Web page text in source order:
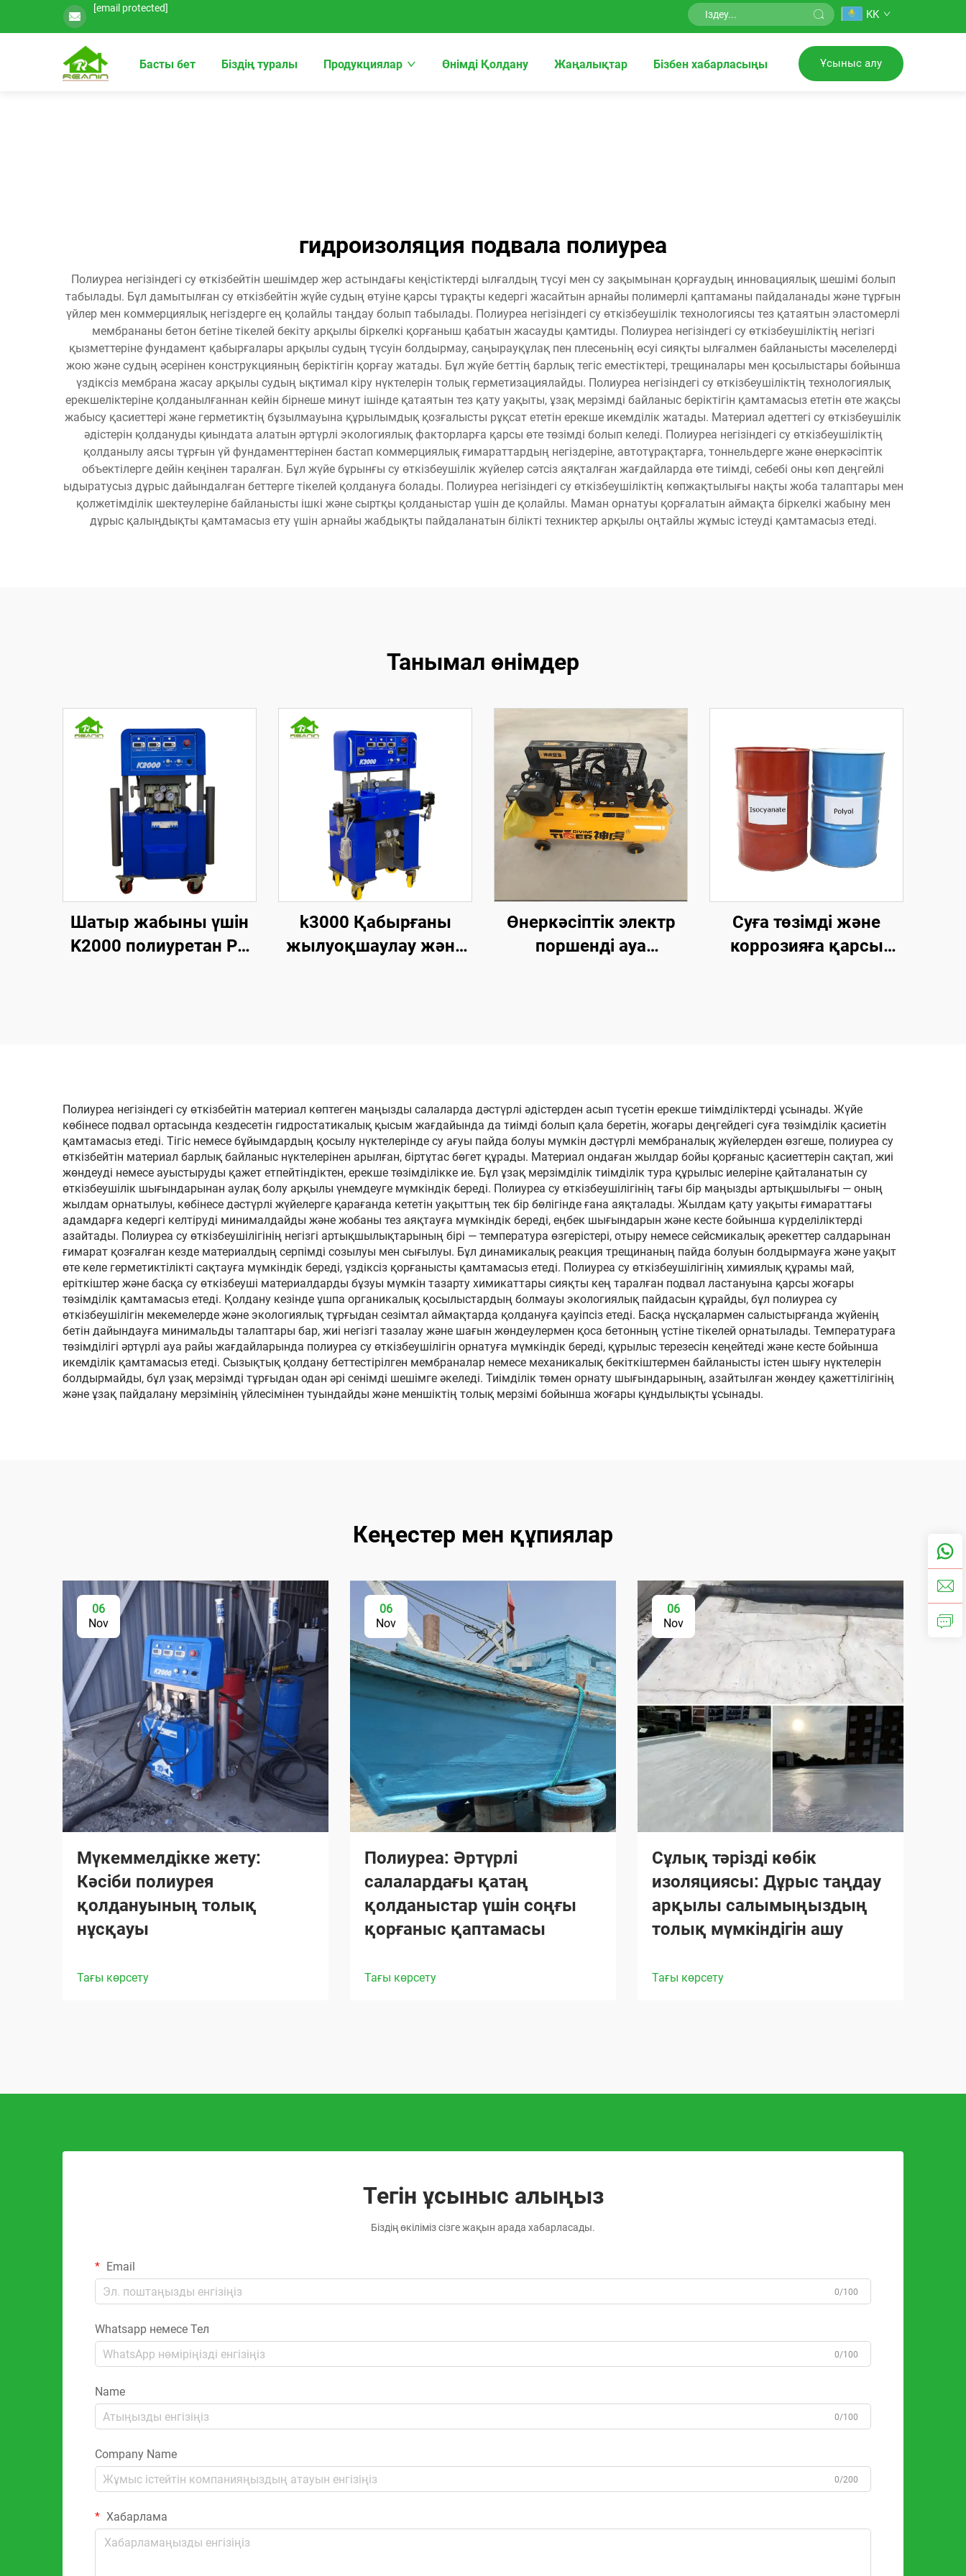
[email protected] KK
Басты бет Біздің туралы Продукциялар Өнімді Қолдану Жаңалықтар Бізбен хабарласыңы Ұсыныс алу
гидроизоляция подвала полиуреа
Полиуреа негізіндегі су өткізбейтін шешімдер жер астындағы кеңістіктерді ылғалдың түсуі мен су зақымынан қорғаудың инновациялық шешімі болып
табылады. Бұл дамытылған су өткізбейтін жүйе судың өтуіне қарсы тұрақты кедергі жасайтын арнайы полимерлі қаптаманы пайдаланады және тұрғын
үйлер мен коммерциялық негіздерге ең қолайлы таңдау болып табылады. Полиуреа негізіндегі су өткізбеушілік технологиясы тез қатаятын эластомерлі
мембрананы бетон бетіне тікелей бекіту арқылы біркелкі қорғаныш қабатын жасауды қамтиды. Полиуреа негізіндегі су өткізбеушіліктің негізгі
қызметтеріне фундамент қабырғалары арқылы судың түсуін болдырмау, саңырауқұлақ пен плесеньнің өсуі сияқты ылғалмен байланысты мәселелерді
жою және судың әсерінен конструкцияның беріктігін қорғау жатады. Бұл жүйе беттің барлық тегіс еместіктері, трещиналары мен қосылыстары бойынша
үздіксіз мембрана жасау арқылы судың ықтимал кіру нүктелерін толық герметизациялайды. Полиуреа негізіндегі су өткізбеушіліктің технологиялық
ерекшеліктеріне қолданылғаннан кейін бірнеше минут ішінде қатаятын тез қату уақыты, ұзақ мерзімді байланыс беріктігін қамтамасыз ететін өте жақсы
жабысу қасиеттері және герметиктің бұзылмауына құрылымдық қозғалысты рұқсат ететін ерекше икемділік жатады. Материал әдеттегі су өткізбеушілік
әдістерін қолдануды қиындата алатын әртүрлі экологиялық факторларға қарсы өте төзімді болып келеді. Полиуреа негізіндегі су өткізбеушіліктің
қолданылу аясы тұрғын үй фундаменттерінен бастап коммерциялық ғимараттардың негіздеріне, автотұрақтарға, тоннельдерге және өнеркәсіптік
объектілерге дейін кеңінен таралған. Бұл жүйе бұрынғы су өткізбеушілік жүйелер сәтсіз аяқталған жағдайларда өте тиімді, себебі оны көп деңгейлі
ыдыратусыз дұрыс дайындалған беттерге тікелей қолдануға болады. Полиуреа негізіндегі су өткізбеушіліктің көпжақтылығы нақты жоба талаптары мен
қолжетімділік шектеулеріне байланысты ішкі және сыртқы қолданыстар үшін де қолайлы. Маман орнатуы қорғалатын аймақта біркелкі жабыну мен
дұрыс қалыңдықты қамтамасыз ету үшін арнайы жабдықты пайдаланатын білікті техниктер арқылы оңтайлы жұмыс істеуді қамтамасыз етеді.
Танымал өнімдер
Шатыр жабыны үшін
K2000 полиуретан PU
k3000 Қабырғаны
жылуоқшаулау және
Өнеркәсіптік электр
поршенді ауа
Суға төзімді және
коррозияға қарсы
Полиуреа негізіндегі су өткізбейтін материал көптеген маңызды салаларда дәстүрлі әдістерден асып түсетін ерекше тиімділіктерді ұсынады. Жүйе
көбінесе подвал ортасында кездесетін гидростатикалық қысым жағдайында да тиімді болып қала беретін, жоғары деңгейдегі суға төзімділік қасиетін
қамтамасыз етеді. Тігіс немесе бұйымдардың қосылу нүктелерінде су ағуы пайда болуы мүмкін дәстүрлі мембраналық жүйелерден өзгеше, полиуреа су
өткізбейтін материал барлық байланыс нүктелерінен арылған, біртұтас бөгет құрады. Материал ондаған жылдар бойы қорғаныс қасиеттерін сақтап, жиі
жөндеуді немесе ауыстыруды қажет етпейтіндіктен, ерекше төзімділікке ие. Бұл ұзақ мерзімділік тиімділік тура құрылыс иелеріне қайталанатын су
өткізбеушілік шығындарынан аулақ болу арқылы үнемдеуге мүмкіндік береді. Полиуреа су өткізбеушілігінің тағы бір маңызды артықшылығы — оның
жылдам орнатылуы, көбінесе дәстүрлі жүйелерге қарағанда кететін уақыттың тек бір бөлігінде ғана аяқталады. Жылдам қату уақыты ғимараттағы
адамдарға кедергі келтіруді минималдайды және жобаны тез аяқтауға мүмкіндік береді, еңбек шығындарын және кесте бойынша күрделіліктерді
азайтады. Полиуреа су өткізбеушілігінің негізгі артықшылықтарының бірі — температура өзгерістері, отыру немесе сейсмикалық әрекеттер салдарынан
ғимарат қозғалған кезде материалдың серпімді созылуы мен сығылуы. Бұл динамикалық реакция трещинаның пайда болуын болдырмауға және уақыт
өте келе герметиктілікті сақтауға мүмкіндік береді, үздіксіз қорғанысты қамтамасыз етеді. Полиуреа су өткізбеушілігінің химиялық құрамы май,
еріткіштер және басқа су өткізбеуші материалдарды бұзуы мүмкін тазарту химикаттары сияқты кең таралған подвал ластануына қарсы жоғары
төзімділік қамтамасыз етеді. Қолдану кезінде ұшпа органикалық қосылыстардың болмауы экологиялық пайдасын құрайды, бұл полиуреа су
өткізбеушілігін мекемелерде және экологиялық тұрғыдан сезімтал аймақтарда қолдануға қауіпсіз етеді. Басқа нұсқалармен салыстырғанда жүйенің
бетін дайындауға минимальды талаптары бар, жиі негізгі тазалау және шағын жөндеулермен қоса бетонның үстіне тікелей орнатылады. Температураға
төзімділігі әртүрлі ауа райы жағдайларында полиуреа су өткізбеушілігін орнатуға мүмкіндік береді, құрылыс терезесін кеңейтеді және кесте бойынша
икемділік қамтамасыз етеді. Сызықтық қолдану беттестірілген мембраналар немесе механикалық бекіткіштермен байланысты істен шығу нүктелерін
болдырмайды, бұл ұзақ мерзімді тұрғыдан одан әрі сенімді шешімге әкеледі. Тиімділік төмен орнату шығындарының, азайтылған жөндеу қажеттілігінің
және ұзақ пайдалану мерзімінің үйлесімінен туындайды және меншіктің толық мерзімі бойынша жоғары құндылықты ұсынады.
Кеңестер мен құпиялар
06
Nov
Мүкеммелдікке жету:
Кәсіби полиурея
қолдануының толық
нұсқауы
Тағы көрсету
06
Nov
Полиуреа: Әртүрлі
салалардағы қатаң
қолданыстар үшін соңғы
қорғаныс қаптамасы
Тағы көрсету
06
Nov
Сұлық тәрізді көбік
изоляциясы: Дұрыс таңдау
арқылы салымыңыздың
толық мүмкіндігін ашу
Тағы көрсету
Тегін ұсыныс алыңыз
Біздің өкіліміз сізге жақын арада хабарласады.
Email
0/100
Whatsapp немесе Тел
0/100
Name
0/100
Company Name
0/200
Хабарлама